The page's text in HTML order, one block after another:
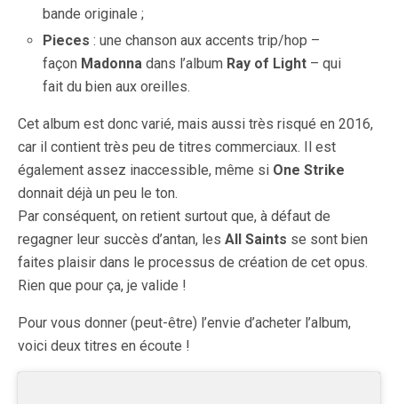
bande originale ;
Pieces : une chanson aux accents trip/hop –
façon Madonna dans l’album Ray of Light – qui
fait du bien aux oreilles.
Cet album est donc varié, mais aussi très risqué en 2016,
car il contient très peu de titres commerciaux. Il est
également assez inaccessible, même si One Strike
donnait déjà un peu le ton.
Par conséquent, on retient surtout que, à défaut de
regagner leur succès d’antan, les All Saints se sont bien
faites plaisir dans le processus de création de cet opus.
Rien que pour ça, je valide !
Pour vous donner (peut-être) l’envie d’acheter l’album,
voici deux titres en écoute !